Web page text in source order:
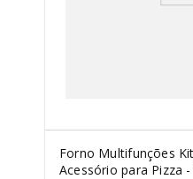
Forno Multifunções
Acessório para Pizza -